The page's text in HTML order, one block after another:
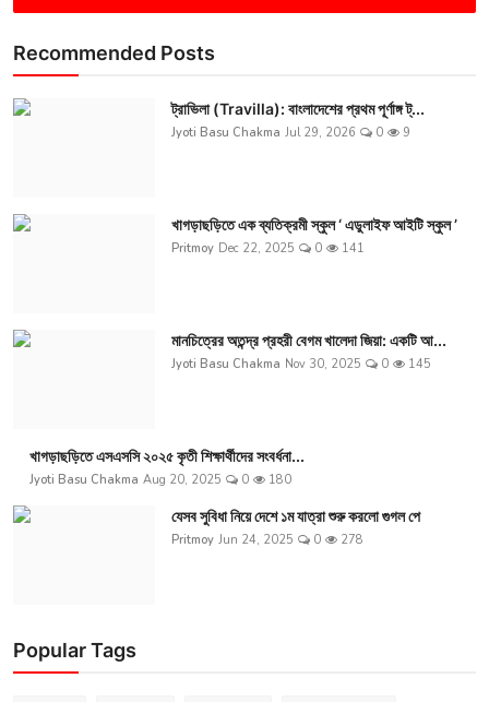
Recommended Posts
ট্রাভিলা (Travilla): বাংলাদেশের প্রথম পূর্ণাঙ্গ ট্...
Jyoti Basu Chakma Jul 29, 2026 0 9
খাগড়াছড়িতে এক ব্যতিক্রমী স্কুল ‘ এডুলাইফ আইটি স্কুল ’
Pritmoy Dec 22, 2025 0 141
মানচিত্রের অতন্দ্র প্রহরী বেগম খালেদা জিয়া: একটি আ...
Jyoti Basu Chakma Nov 30, 2025 0 145
খাগড়াছড়িতে এসএসসি ২০২৫ কৃতী শিক্ষার্থীদের সংবর্ধনা...
Jyoti Basu Chakma Aug 20, 2025 0 180
যেসব সুবিধা নিয়ে দেশে ১ম যাত্রা শুরু করলো গুগল পে
Pritmoy Jun 24, 2025 0 278
Popular Tags